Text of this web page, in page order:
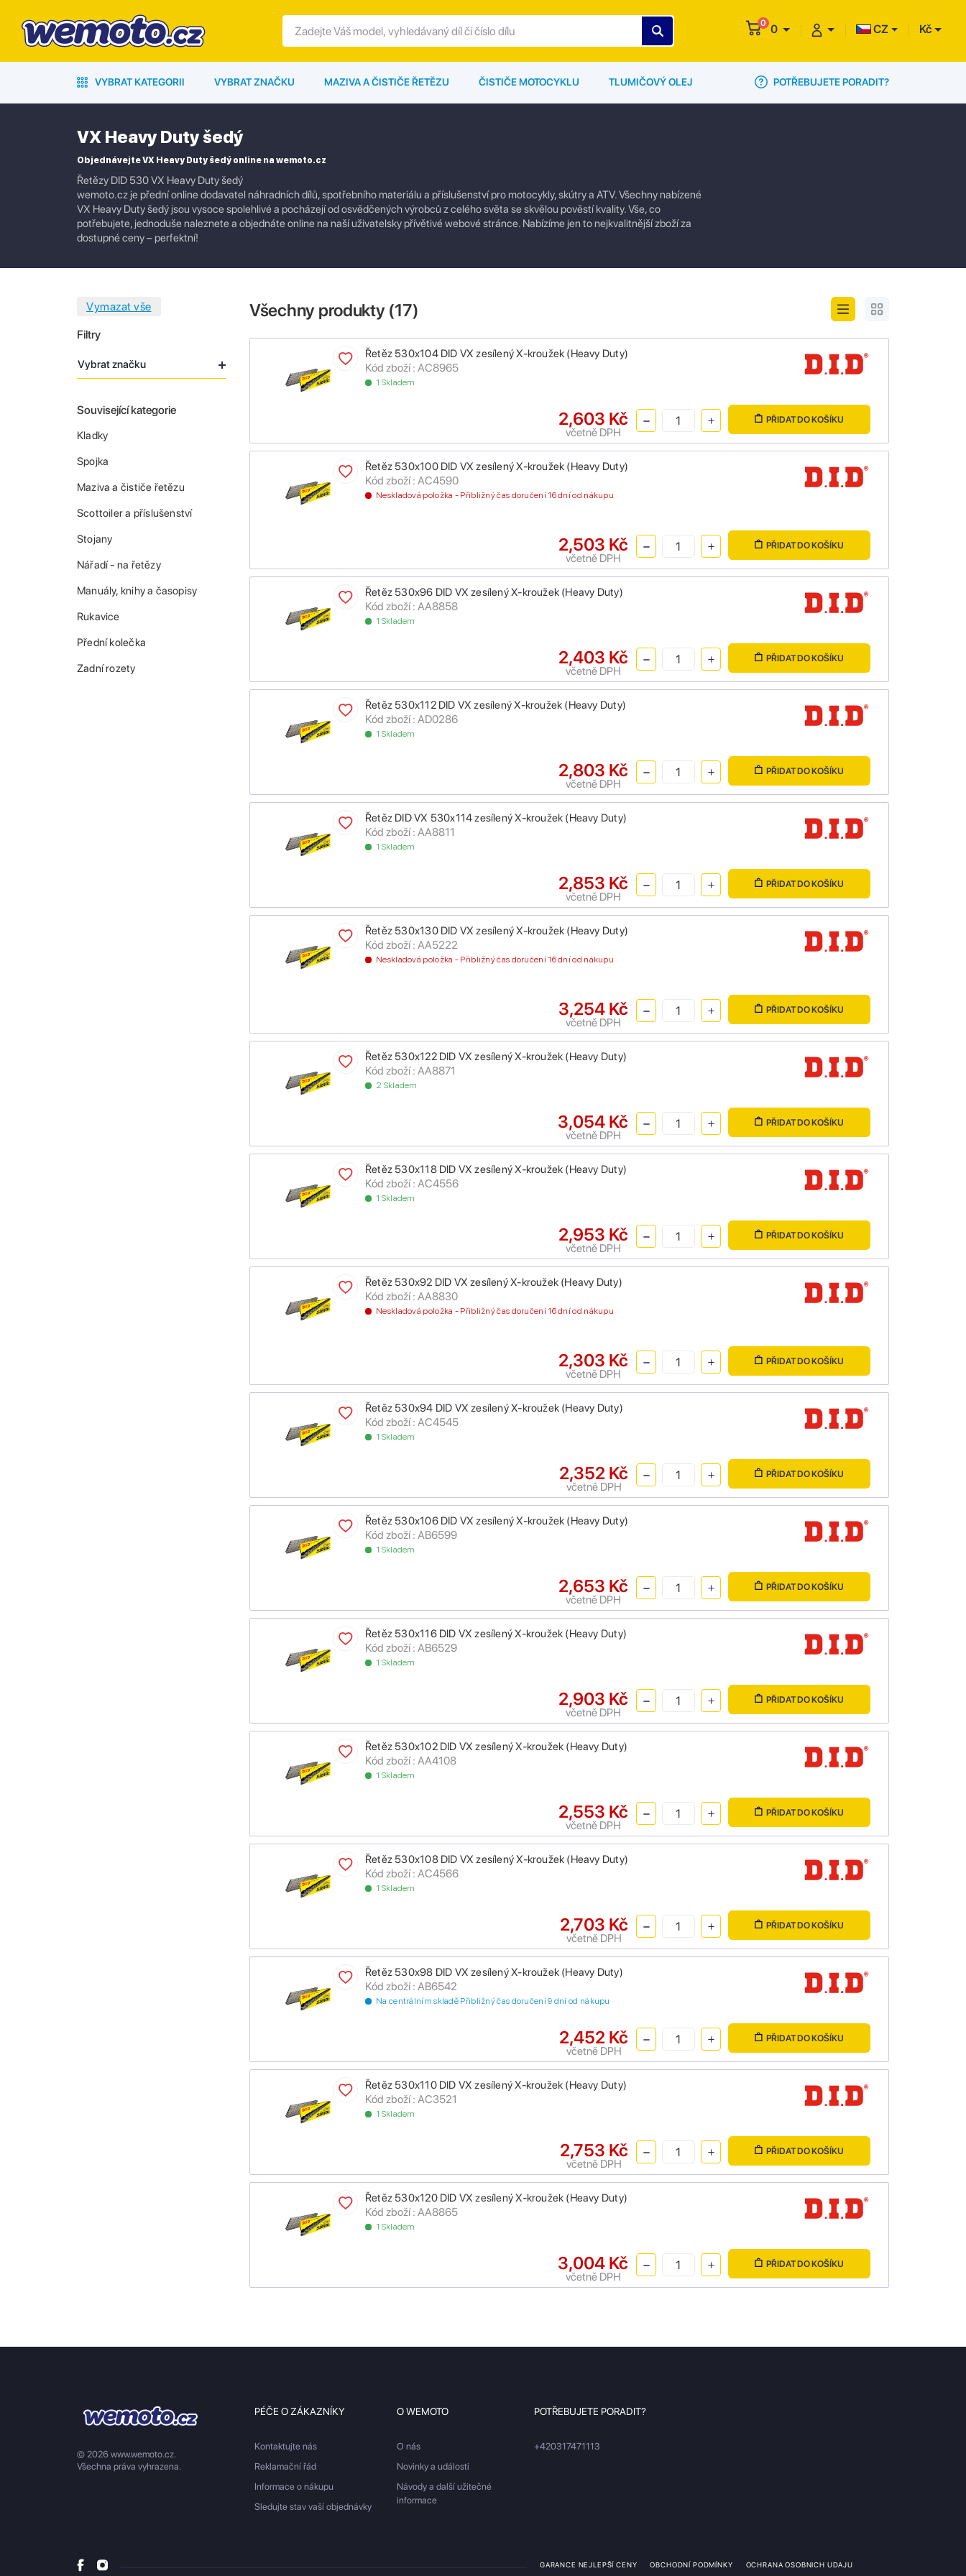
0 0 CZ Kč
VYBRAT KATEGORII VYBRAT ZNAČKU MAZIVA A ČISTIČE ŘETĚZU ČISTIČE MOTOCYKLU TLUMIČOVÝ OLEJ POTŘEBUJETE PORADIT?
VX Heavy Duty šedý
Objednávejte VX Heavy Duty šedý online na wemoto.cz
Řetězy DID 530 VX Heavy Duty šedý
wemoto.cz je přední online dodavatel náhradních dílů, spotřebního materiálu a příslušenství pro motocykly, skútry a ATV. Všechny nabízené
VX Heavy Duty šedý jsou vysoce spolehlivé a pocházejí od osvědčených výrobců z celého světa se skvělou pověstí kvality. Vše, co
potřebujete, jednoduše naleznete a objednáte online na naší uživatelsky přívětivé webové stránce. Nabízíme jen to nejkvalitnější zboží za
dostupné ceny – perfektní!
Filtry
Vybrat značku
Související kategorie
Kladky
Spojka
Maziva a čističe řetězu
Scottoiler a příslušenství
Stojany
Nářadí - na řetězy
Manuály, knihy a časopisy
Rukavice
Přední kolečka
Zadní rozety
Všechny produkty (17)
Řetěz 530x104 DID VX zesílený X-kroužek (Heavy Duty)
Kód zboží : AC8965
1 Skladem
2,603 Kč
včetně DPH
PŘIDAT DO KOŠÍKU
Řetěz 530x100 DID VX zesílený X-kroužek (Heavy Duty)
Kód zboží : AC4590
Neskladová položka - Přibližný čas doručení 16 dní od nákupu
2,503 Kč
včetně DPH
PŘIDAT DO KOŠÍKU
Řetěz 530x96 DID VX zesílený X-kroužek (Heavy Duty)
Kód zboží : AA8858
1 Skladem
2,403 Kč
včetně DPH
PŘIDAT DO KOŠÍKU
Řetěz 530x112 DID VX zesílený X-kroužek (Heavy Duty)
Kód zboží : AD0286
1 Skladem
2,803 Kč
včetně DPH
PŘIDAT DO KOŠÍKU
Řetěz DID VX 530x114 zesílený X-kroužek (Heavy Duty)
Kód zboží : AA8811
1 Skladem
2,853 Kč
včetně DPH
PŘIDAT DO KOŠÍKU
Řetěz 530x130 DID VX zesílený X-kroužek (Heavy Duty)
Kód zboží : AA5222
Neskladová položka - Přibližný čas doručení 16 dní od nákupu
3,254 Kč
včetně DPH
PŘIDAT DO KOŠÍKU
Řetěz 530x122 DID VX zesílený X-kroužek (Heavy Duty)
Kód zboží : AA8871
2 Skladem
3,054 Kč
včetně DPH
PŘIDAT DO KOŠÍKU
Řetěz 530x118 DID VX zesílený X-kroužek (Heavy Duty)
Kód zboží : AC4556
1 Skladem
2,953 Kč
včetně DPH
PŘIDAT DO KOŠÍKU
Řetěz 530x92 DID VX zesílený X-kroužek (Heavy Duty)
Kód zboží : AA8830
Neskladová položka - Přibližný čas doručení 16 dní od nákupu
2,303 Kč
včetně DPH
PŘIDAT DO KOŠÍKU
Řetěz 530x94 DID VX zesílený X-kroužek (Heavy Duty)
Kód zboží : AC4545
1 Skladem
2,352 Kč
včetně DPH
PŘIDAT DO KOŠÍKU
Řetěz 530x106 DID VX zesílený X-kroužek (Heavy Duty)
Kód zboží : AB6599
1 Skladem
2,653 Kč
včetně DPH
PŘIDAT DO KOŠÍKU
Řetěz 530x116 DID VX zesílený X-kroužek (Heavy Duty)
Kód zboží : AB6529
1 Skladem
2,903 Kč
včetně DPH
PŘIDAT DO KOŠÍKU
Řetěz 530x102 DID VX zesílený X-kroužek (Heavy Duty)
Kód zboží : AA4108
1 Skladem
2,553 Kč
včetně DPH
PŘIDAT DO KOŠÍKU
Řetěz 530x108 DID VX zesílený X-kroužek (Heavy Duty)
Kód zboží : AC4566
1 Skladem
2,703 Kč
včetně DPH
PŘIDAT DO KOŠÍKU
Řetěz 530x98 DID VX zesílený X-kroužek (Heavy Duty)
Kód zboží : AB6542
Na centrálním skladě Přibližný čas doručení 9 dní od nákupu
2,452 Kč
včetně DPH
PŘIDAT DO KOŠÍKU
Řetěz 530x110 DID VX zesílený X-kroužek (Heavy Duty)
Kód zboží : AC3521
1 Skladem
2,753 Kč
včetně DPH
PŘIDAT DO KOŠÍKU
Řetěz 530x120 DID VX zesílený X-kroužek (Heavy Duty)
Kód zboží : AA8865
1 Skladem
3,004 Kč
včetně DPH
PŘIDAT DO KOŠÍKU
© 2026 www.wemoto.cz.
Všechna práva vyhrazena.
PÉČE O ZÁKAZNÍKY
Kontaktujte nás
Reklamační řád
Informace o nákupu
Sledujte stav vaší objednávky
O WEMOTO
O nás
Novinky a události
Návody a další užitečné
informace
POTŘEBUJETE PORADIT?
+420317471113
GARANCE NEJLEPŠÍ CENY OBCHODNÍ PODMÍNKY OCHRANA OSOBNICH UDAJU